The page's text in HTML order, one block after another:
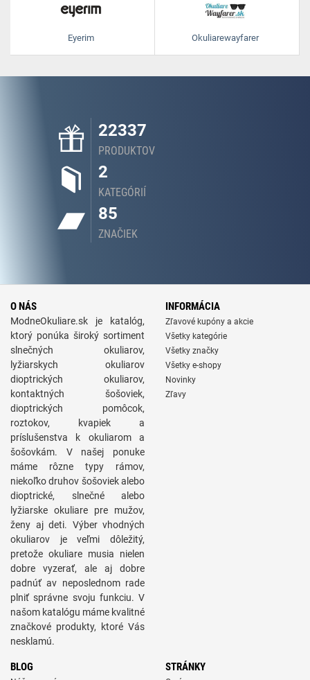
Eyerim Okuliarewayfarer
22337
PRODUKTOV
2
KATEGÓRIÍ
85
ZNAČIEK
O NÁS
ModneOkuliare.sk je katalóg,
ktorý ponúka široký sortiment
slnečných okuliarov,
lyžiarskych okuliarov
dioptrických okuliarov,
kontaktných šošoviek,
dioptrických pomôcok,
roztokov, kvapiek a
príslušenstva k okuliarom a
šošovkám. V našej ponuke
máme rôzne typy rámov,
niekoľko druhov šošoviek alebo
dioptrické, slnečné alebo
lyžiarske okuliare pre mužov,
ženy aj deti. Výber vhodných
okuliarov je veľmi dôležitý,
pretože okuliare musia nielen
dobre vyzerať, ale aj dobre
padnúť av neposlednom rade
plniť správne svoju funkciu. V
našom katalógu máme kvalitné
značkové produkty, ktoré Vás
nesklamú.
INFORMÁCIA
Zľavové kupóny a akcie
Všetky kategórie
Všetky značky
Všetky e-shopy
Novinky
Zľavy
BLOG STRÁNKY